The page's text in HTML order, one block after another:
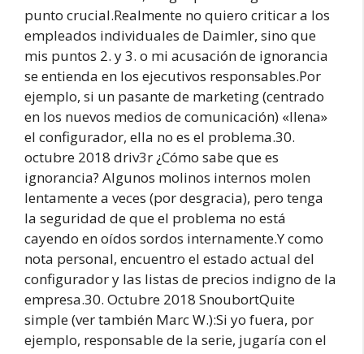
punto crucial.Realmente no quiero criticar a los
empleados individuales de Daimler, sino que
mis puntos 2. y 3. o mi acusación de ignorancia
se entienda en los ejecutivos responsables.Por
ejemplo, si un pasante de marketing (centrado
en los nuevos medios de comunicación) «llena»
el configurador, ella no es el problema.30.
octubre 2018 driv3r ¿Cómo sabe que es
ignorancia? Algunos molinos internos molen
lentamente a veces (por desgracia), pero tenga
la seguridad de que el problema no está
cayendo en oídos sordos internamente.Y como
nota personal, encuentro el estado actual del
configurador y las listas de precios indigno de la
empresa.30. Octubre 2018 SnoubortQuite
simple (ver también Marc W.):Si yo fuera, por
ejemplo, responsable de la serie, jugaría con el